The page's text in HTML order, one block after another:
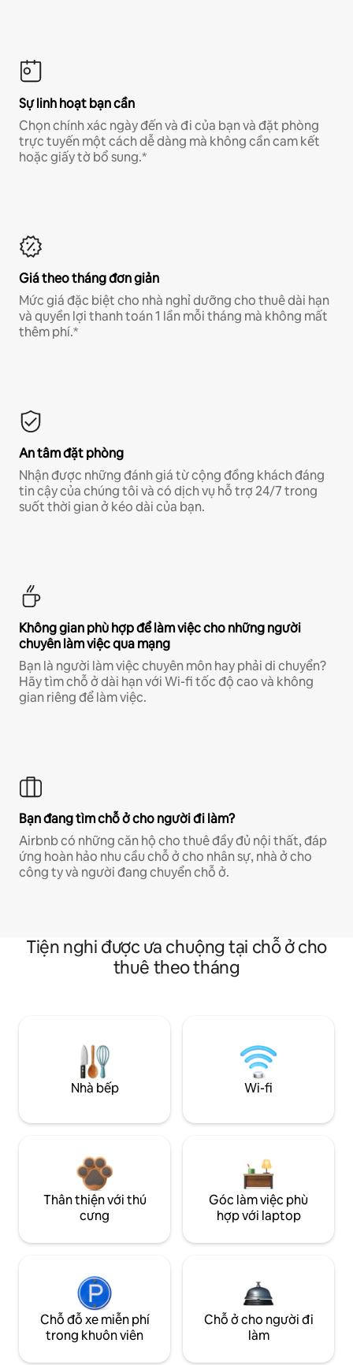
Sự linh hoạt bạn cần
Chọn chính xác ngày đến và đi của bạn và đặt phòng
trực tuyến một cách dễ dàng mà không cần cam kết
hoặc giấy tờ bổ sung.*
Giá theo tháng đơn giản
Mức giá đặc biệt cho nhà nghỉ dưỡng cho thuê dài hạn
và quyền lợi thanh toán 1 lần mỗi tháng mà không mất
thêm phí.*
An tâm đặt phòng
Nhận được những đánh giá từ cộng đồng khách đáng
tin cậy của chúng tôi và có dịch vụ hỗ trợ 24/7 trong
suốt thời gian ở kéo dài của bạn.
Không gian phù hợp để làm việc cho những người
chuyên làm việc qua mạng
Bạn là người làm việc chuyên môn hay phải di chuyển?
Hãy tìm chỗ ở dài hạn với Wi-fi tốc độ cao và không
gian riêng để làm việc.
Bạn đang tìm chỗ ở cho người đi làm?
Airbnb có những căn hộ cho thuê đầy đủ nội thất, đáp
ứng hoàn hảo nhu cầu chỗ ở cho nhân sự, nhà ở cho
công ty và người đang chuyển chỗ ở.
Tiện nghi được ưa chuộng tại chỗ ở cho
thuê theo tháng
Nhà bếp Wi-fi
Thân thiện với thú
cưng
Góc làm việc phù
hợp với laptop
Chỗ đỗ xe miễn phí
trong khuôn viên
Chỗ ở cho người đi
làm